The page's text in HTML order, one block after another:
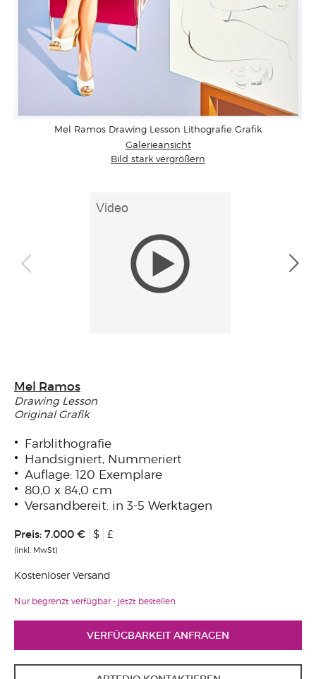
Mel Ramos Drawing Lesson Lithografie Grafik
Galerieansicht
Bild stark vergrößern
Mel Ramos
Drawing Lesson
Original Grafik
Farblithografie
Handsigniert, Nummeriert
Auflage: 120 Exemplare
80,0 x 84,0 cm
Versandbereit: in 3-5 Werktagen
Preis: 7.000 € $ £
(inkl. MwSt)
Kostenloser Versand
Nur begrenzt verfügbar - jetzt bestellen
VERFÜGBARKEIT ANFRAGEN